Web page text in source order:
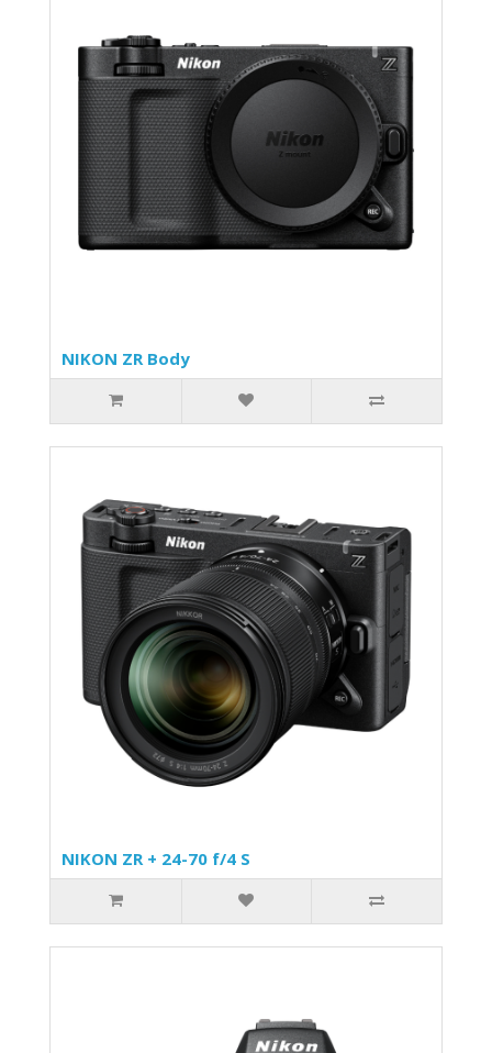
NIKON ZR Body
NIKON ZR + 24-70 f/4 S